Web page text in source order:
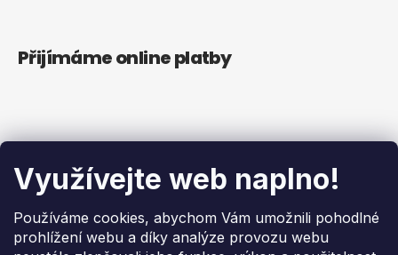
Využívejte web naplno!
Používáme cookies, abychom Vám umožnili pohodlné
prohlížení webu a díky analýze provozu webu
Přijímáme online platby
Blog
kanceláři i doma
20.4.2026